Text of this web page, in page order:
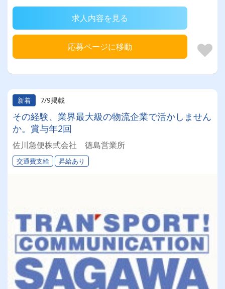
求人内容を見る
応募ページに移動
新着 7/9掲載
その経験、業界最大級の物流企業で活かしません
か。賞与年2回
佐川急便株式会社 徳島営業所
交通費支給 昇給あり